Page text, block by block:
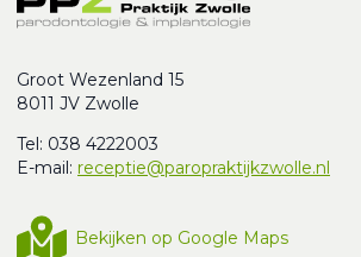
Groot Wezenland 15
8011 JV Zwolle
Tel: 038 4222003
E-mail: receptie@paropraktijkzwolle.nl
Bekijken op Google Maps